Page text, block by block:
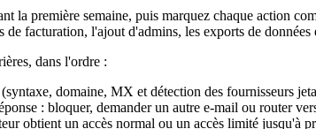
la première semaine, puis marquez chaque action
de facturation, l'ajout d'admins, les exports de
dans l'ordre :
domaine, MX et détection des fournisseurs
: bloquer, demander un autre e-mail ou router
obtient un accès normal ou un accès limité jusqu'à